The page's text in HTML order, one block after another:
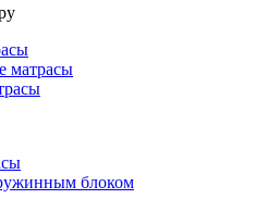
матрасы
блоком